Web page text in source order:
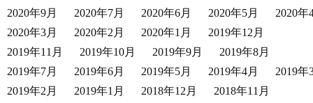
2020年9月
2020年7月 2020年6月 2020年5月
2020年
2020年3月
2020年2月 2020年1月
2019年12月
2019年11月
2019年10月 2019年9月
2019年8月
2019年7月
2019年6月 2019年5月 2019年4月
2019年
2019年2月
2019年1月 2018年12月
2018年11月